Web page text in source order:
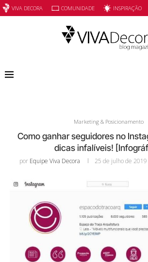
VIVA DECORA COMUNIDADE INSPIRAÇÃO
Marketing & Posicionamento
Como ganhar seguidores no
dicas infalíveis!
por Equipe Viva Decora 25 de julho de 2019